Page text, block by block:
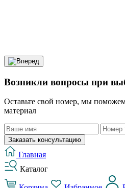
Возникли вопросы при
Оставьте свой номер, мы
материал
Заказать консультацию
Главная
Каталог